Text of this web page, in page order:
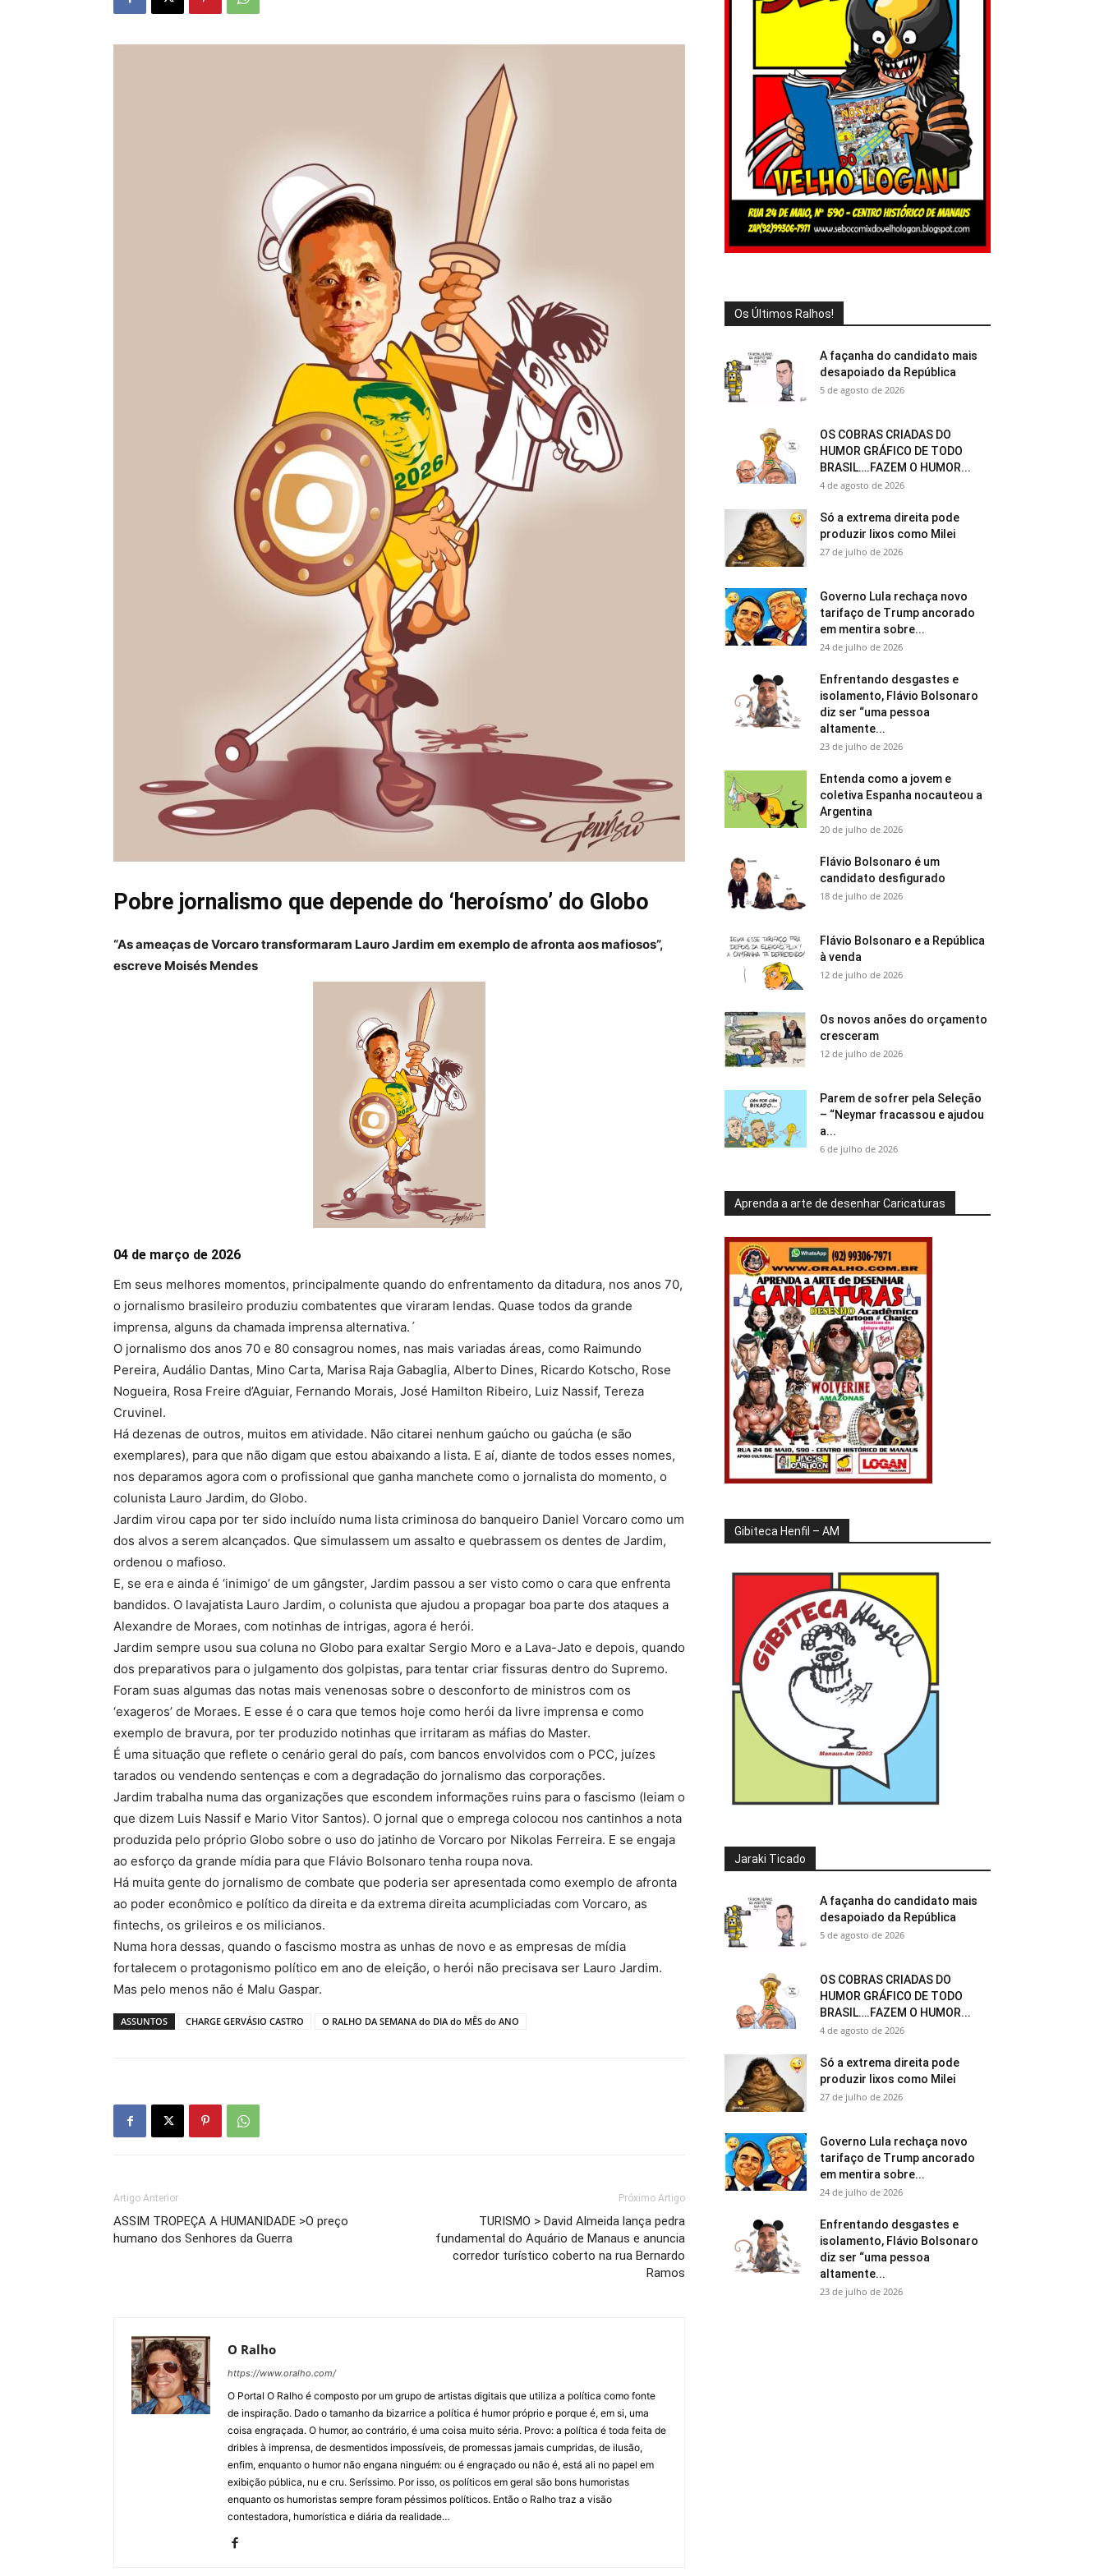
Pobre jornalismo que depende do ‘heroísmo’ do Globo
“As ameaças de Vorcaro transformaram Lauro Jardim em exemplo de afronta aos mafiosos”,
escreve Moisés Mendes
04 de março de 2026
Em seus melhores momentos, principalmente quando do enfrentamento da ditadura, nos anos 70,
o jornalismo brasileiro produziu combatentes que viraram lendas. Quase todos da grande
imprensa, alguns da chamada imprensa alternativa.´
O jornalismo dos anos 70 e 80 consagrou nomes, nas mais variadas áreas, como Raimundo
Pereira, Audálio Dantas, Mino Carta, Marisa Raja Gabaglia, Alberto Dines, Ricardo Kotscho, Rose
Nogueira, Rosa Freire d’Aguiar, Fernando Morais, José Hamilton Ribeiro, Luiz Nassif, Tereza
Cruvinel.
Há dezenas de outros, muitos em atividade. Não citarei nenhum gaúcho ou gaúcha (e são
exemplares), para que não digam que estou abaixando a lista. E aí, diante de todos esses nomes,
nos deparamos agora com o profissional que ganha manchete como o jornalista do momento, o
colunista Lauro Jardim, do Globo.
Jardim virou capa por ter sido incluído numa lista criminosa do banqueiro Daniel Vorcaro como um
dos alvos a serem alcançados. Que simulassem um assalto e quebrassem os dentes de Jardim,
ordenou o mafioso.
E, se era e ainda é ‘inimigo’ de um gângster, Jardim passou a ser visto como o cara que enfrenta
bandidos. O lavajatista Lauro Jardim, o colunista que ajudou a propagar boa parte dos ataques a
Alexandre de Moraes, com notinhas de intrigas, agora é herói.
Jardim sempre usou sua coluna no Globo para exaltar Sergio Moro e a Lava-Jato e depois, quando
dos preparativos para o julgamento dos golpistas, para tentar criar fissuras dentro do Supremo.
Foram suas algumas das notas mais venenosas sobre o desconforto de ministros com os
‘exageros’ de Moraes. E esse é o cara que temos hoje como herói da livre imprensa e como
exemplo de bravura, por ter produzido notinhas que irritaram as máfias do Master.
É uma situação que reflete o cenário geral do país, com bancos envolvidos com o PCC, juízes
tarados ou vendendo sentenças e com a degradação do jornalismo das corporações.
Jardim trabalha numa das organizações que escondem informações ruins para o fascismo (leiam o
que dizem Luis Nassif e Mario Vitor Santos). O jornal que o emprega colocou nos cantinhos a nota
produzida pelo próprio Globo sobre o uso do jatinho de Vorcaro por Nikolas Ferreira. E se engaja
ao esforço da grande mídia para que Flávio Bolsonaro tenha roupa nova.
Há muita gente do jornalismo de combate que poderia ser apresentada como exemplo de afronta
ao poder econômico e político da direita e da extrema direita acumpliciadas com Vorcaro, as
fintechs, os grileiros e os milicianos.
Numa hora dessas, quando o fascismo mostra as unhas de novo e as empresas de mídia
fortalecem o protagonismo político em ano de eleição, o herói não precisava ser Lauro Jardim.
Mas pelo menos não é Malu Gaspar.
ASSUNTOS CHARGE GERVÁSIO CASTRO O RALHO DA SEMANA do DIA do MÊS do ANO
Artigo Anterior
ASSIM TROPEÇA A HUMANIDADE >O preço
humano dos Senhores da Guerra
Próximo Artigo
TURISMO > David Almeida lança pedra
fundamental do Aquário de Manaus e anuncia
corredor turístico coberto na rua Bernardo
Ramos
O Ralho
https://www.oralho.com/
O Portal O Ralho é composto por um grupo de artistas digitais que utiliza a política como fonte
de inspiração. Dado o tamanho da bizarrice a política é humor próprio e porque é, em si, uma
coisa engraçada. O humor, ao contrário, é uma coisa muito séria. Provo: a política é toda feita de
dribles à imprensa, de desmentidos impossíveis, de promessas jamais cumpridas, de ilusão,
enfim, enquanto o humor não engana ninguém: ou é engraçado ou não é, está ali no papel em
exibição pública, nu e cru. Seríssimo. Por isso, os políticos em geral são bons humoristas
enquanto os humoristas sempre foram péssimos políticos. Então o Ralho traz a visão
contestadora, humorística e diária da realidade…
Os Últimos Ralhos!
A façanha do candidato mais
desapoiado da República
5 de agosto de 2026
OS COBRAS CRIADAS DO
HUMOR GRÁFICO DE TODO
BRASIL….FAZEM O HUMOR...
4 de agosto de 2026
Só a extrema direita pode
produzir lixos como Milei
27 de julho de 2026
Governo Lula rechaça novo
tarifaço de Trump ancorado
em mentira sobre...
24 de julho de 2026
Enfrentando desgastes e
isolamento, Flávio Bolsonaro
diz ser “uma pessoa
altamente...
23 de julho de 2026
Entenda como a jovem e
coletiva Espanha nocauteou a
Argentina
20 de julho de 2026
Flávio Bolsonaro é um
candidato desfigurado
18 de julho de 2026
Flávio Bolsonaro e a República
à venda
12 de julho de 2026
Os novos anões do orçamento
cresceram
12 de julho de 2026
Parem de sofrer pela Seleção
– “Neymar fracassou e ajudou
a...
6 de julho de 2026
Aprenda a arte de desenhar Caricaturas
Gibiteca Henfil – AM
Jaraki Ticado
A façanha do candidato mais
desapoiado da República
5 de agosto de 2026
OS COBRAS CRIADAS DO
HUMOR GRÁFICO DE TODO
BRASIL….FAZEM O HUMOR...
4 de agosto de 2026
Só a extrema direita pode
produzir lixos como Milei
27 de julho de 2026
Governo Lula rechaça novo
tarifaço de Trump ancorado
em mentira sobre...
24 de julho de 2026
Enfrentando desgastes e
isolamento, Flávio Bolsonaro
diz ser “uma pessoa
altamente...
23 de julho de 2026